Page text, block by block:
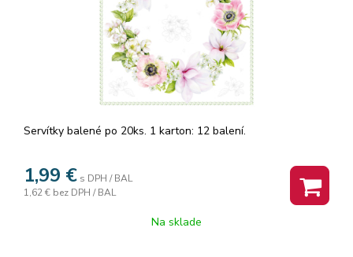
Servítky balené po 20ks. 1 karton: 12 balení.
1,99 € s DPH / BAL
1,62 € bez DPH / BAL
Na sklade